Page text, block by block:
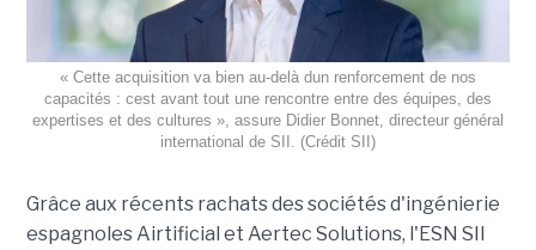
« Cette acquisition va bien au-delà dun renforcement de nos
capacités : cest avant tout une rencontre entre des équipes, des
expertises et des cultures », assure Didier Bonnet, directeur général
international de SII. (Crédit SII)
Grâce aux récents rachats des sociétés d'ingénierie
espagnoles Airtificial et Aertec Solutions, l'ESN SII